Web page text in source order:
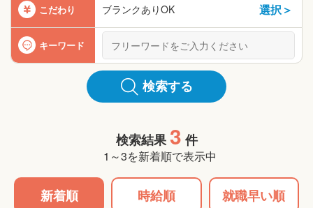
こだわり ブランクありOK 選択＞
キーワード
検索する
検索結果 3 件
1～3を新着順で表示中
新着順 時給順 就職早い順